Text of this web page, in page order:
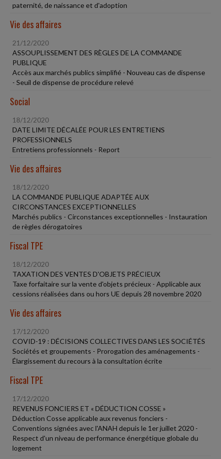
paternité, de naissance et d'adoption
Vie des affaires
21/12/2020
ASSOUPLISSEMENT DES RÈGLES DE LA COMMANDE
PUBLIQUE
Accès aux marchés publics simplifié - Nouveau cas de dispense
- Seuil de dispense de procédure relevé
Social
18/12/2020
DATE LIMITE DÉCALÉE POUR LES ENTRETIENS
PROFESSIONNELS
Entretiens professionnels - Report
Vie des affaires
18/12/2020
LA COMMANDE PUBLIQUE ADAPTÉE AUX
CIRCONSTANCES EXCEPTIONNELLES
Marchés publics - Circonstances exceptionnelles - Instauration
de règles dérogatoires
Fiscal TPE
18/12/2020
TAXATION DES VENTES D'OBJETS PRÉCIEUX
Taxe forfaitaire sur la vente d'objets précieux - Applicable aux
cessions réalisées dans ou hors UE depuis 28 novembre 2020
Vie des affaires
17/12/2020
COVID-19 : DÉCISIONS COLLECTIVES DANS LES SOCIÉTÉS
Sociétés et groupements - Prorogation des aménagements -
Élargissement du recours à la consultation écrite
Fiscal TPE
17/12/2020
REVENUS FONCIERS ET « DÉDUCTION COSSE »
Déduction Cosse applicable aux revenus fonciers -
Conventions signées avec l'ANAH depuis le 1er juillet 2020 -
Respect d'un niveau de performance énergétique globale du
logement